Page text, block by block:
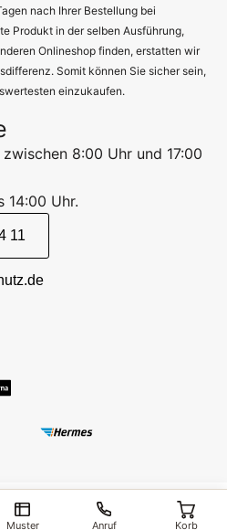
nach Ihrer Bestellung bei
Produkt in der selben Ausführung,
Onlineshop finden, erstatten wir
Somit können Sie sicher sein,
einzukaufen.
8:00 Uhr und 17:00
14:00 Uhr.
11
Muster Anruf Korb